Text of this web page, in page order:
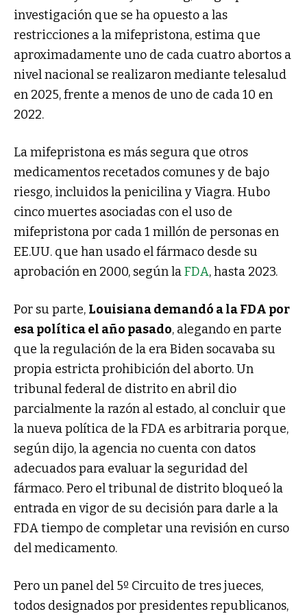
investigación que se ha opuesto a las
restricciones a la mifepristona, estima que
aproximadamente uno de cada cuatro abortos a
nivel nacional se realizaron mediante telesalud
en 2025, frente a menos de uno de cada 10 en
2022.
La mifepristona es más segura que otros
medicamentos recetados comunes y de bajo
riesgo, incluidos la penicilina y Viagra. Hubo
cinco muertes asociadas con el uso de
mifepristona por cada 1 millón de personas en
EE.UU. que han usado el fármaco desde su
aprobación en 2000, según laFDA, hasta 2023.
Por su parte, Louisiana demandó a la FDA por
esa política el año pasado, alegando en parte
que la regulación de la era Biden socavaba su
propia estricta prohibición del aborto. Un
tribunal federal de distrito en abril dio
parcialmente la razón al estado, al concluir que
la nueva política de la FDA es arbitraria porque,
según dijo, la agencia no cuenta con datos
adecuados para evaluar la seguridad del
fármaco. Pero el tribunal de distrito bloqueó la
entrada en vigor de su decisión para darle a la
FDA tiempo de completar una revisión en curso
del medicamento.
Pero un panel del 5º Circuito de tres jueces,
todos designados por presidentes republicanos,